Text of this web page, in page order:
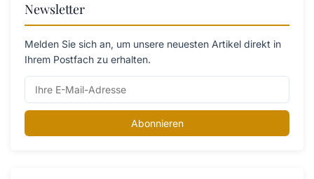
Newsletter
Melden Sie sich an, um unsere neuesten Artikel direkt in
Ihrem Postfach zu erhalten.
Abonnieren